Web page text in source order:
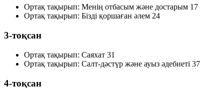
Ортақ тақырып: Менің отбасым және достарым 17
Ортақ тақырып: Бізді қоршаған әлем 24
3-тоқсан
Ортақ тақырып: Саяхат 31
Ортақ тақырып: Салт-дәстүр және ауыз әдебиеті 37
4-тоқсан